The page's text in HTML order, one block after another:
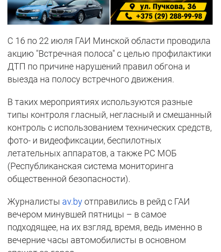
С 16 по 22 июля ГАИ Минской области проводила
акцию "Встречная полоса" с целью профилактики
ДТП по причине нарушений правил обгона и
выезда на полосу встречного движения.
В таких мероприятиях используются разные
типы контроля гласный, негласный и смешанный
контроль с использованием технических средств,
фото- и видеофиксации, беспилотных
летательных аппаратов, а также РС МОБ
(Республиканская система мониторинга
общественной безопасности).
Журналисты av.byотправились в рейд с ГАИ
вечером минувшей пятницы – в самое
подходящее, на их взгляд, время, ведь именно в
вечерние часы автомобилисты в основном